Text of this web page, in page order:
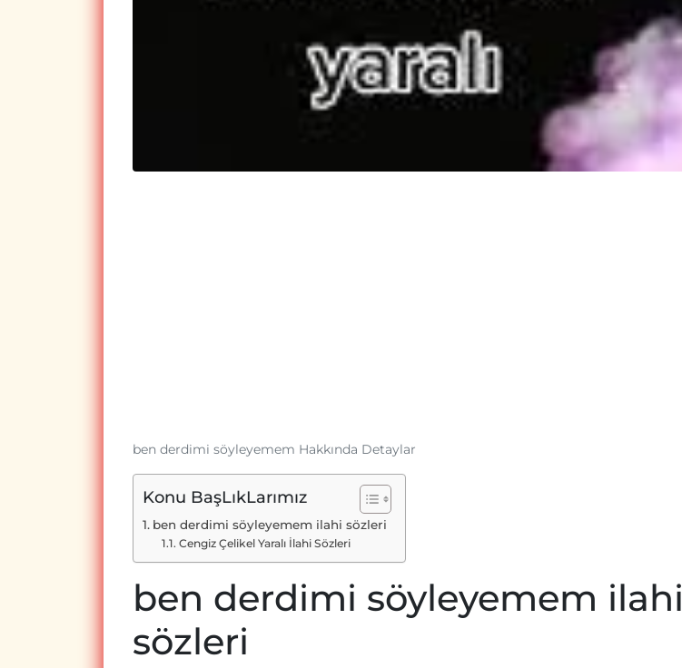
ben derdimi söyleyemem Hakkında Detaylar
Konu BaşLıkLarımız
ben derdimi söyleyemem ilahi sözleri
Cengiz Çelikel Yaralı İlahi Sözleri
ben derdimi söyleyemem ilahi
sözleri